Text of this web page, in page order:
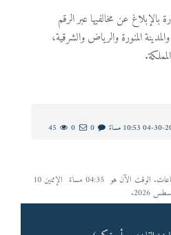
بالإبلاغ عن مخالفيها عبر الرقم
المنورة والرياض والشرقية،
0
04:35 مساءً
الإثنين 10
2026.